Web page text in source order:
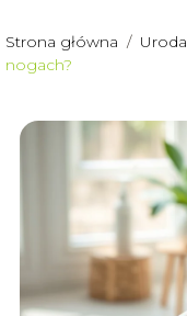
Strona główna / Uroda
nogach?